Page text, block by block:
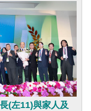
(左11)與家人及